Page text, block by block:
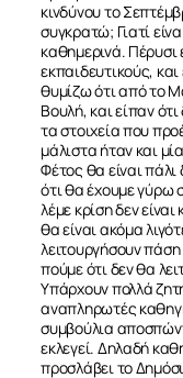
κινδύνου το
συγκρατώ; Γιατί
καθημερινά. Πέρυσι
εκπαιδευτικούς,
θυμίζω ότι από το
Βουλή, και είπαν
τα στοιχεία που
μάλιστα ήταν και
Φέτος θα είναι
ότι θα έχουμε γύρω
λέμε κρίση δεν
θα είναι ακόμα
λειτουργήσουν
πούμε ότι δεν θα
Υπάρχουν πολλά
αναπληρωτές
συμβούλια
εκλεγεί. Δηλαδή
προσλάβει το